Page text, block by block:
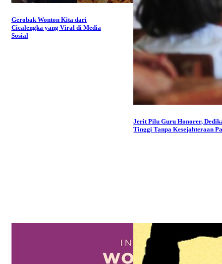
Gerobak Wonton Kita dari
Cicalengka yang Viral di Media
Sosial
Jerit Pilu Guru Honorer,
Tinggi Tanpa Kesejahteraan